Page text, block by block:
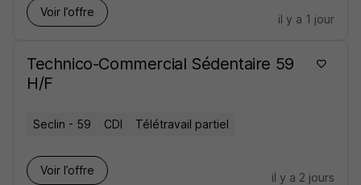
Voir l’offre
il y a 1 jour
Technico-Commercial Sédentaire 59
H/F
Seclin - 59 CDI Télétravail partiel
Voir l’offre
il y a 2 jours